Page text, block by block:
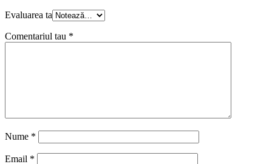
Evaluarea ta
Comentariul tau *
Nume *
Email *